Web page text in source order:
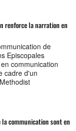
renforce la narration en
de
Episcopales
communication
cadre d'un
communication sont en